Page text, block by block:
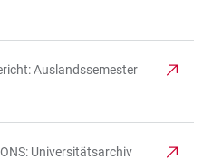
Auslandssemester
Universitätsarchiv